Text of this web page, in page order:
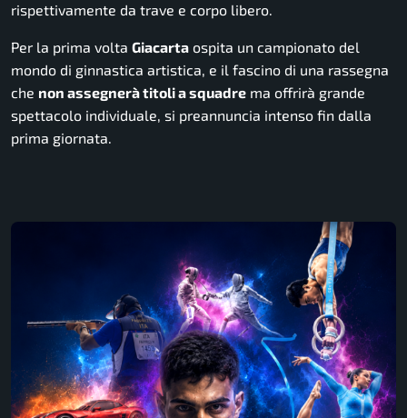
rispettivamente da trave e corpo libero.
Per la prima volta Giacarta ospita un campionato del
mondo di ginnastica artistica, e il fascino di una rassegna
che non assegnerà titoli a squadre ma offrirà grande
spettacolo individuale, si preannuncia intenso fin dalla
prima giornata.